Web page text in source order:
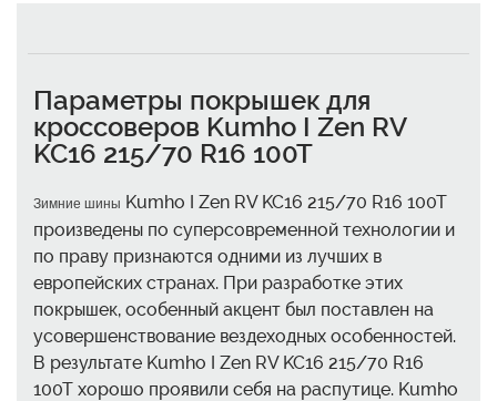
Параметры покрышек для
кроссоверов Kumho I Zen RV
KC16 215/70 R16 100T
Зимние шины Kumho I Zen RV KC16 215/70 R16 100T
произведены по суперсовременной технологии и
по праву признаются одними из лучших в
европейских странах. При разработке этих
покрышек, особенный акцент был поставлен на
усовершенствование вездеходных особенностей.
В результате Kumho I Zen RV KC16 215/70 R16
100T хорошо проявили себя на распутице. Kumho